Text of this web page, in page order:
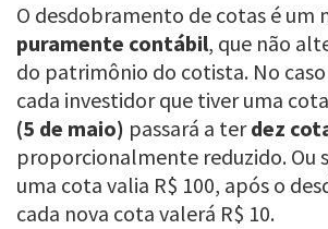
O desdobramento de cotas é um
puramente contábil, que não
do patrimônio do cotista. No caso
cada investidor que tiver uma
(5 de maio) passará a terdez
proporcionalmente reduzido. Ou
uma cota valia R$ 100, após o
cada nova cota valerá R$ 10.